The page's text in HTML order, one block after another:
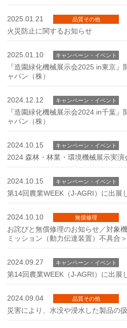
2025.01.21 品質その他
火災防止に関するお知らせ
2025.01.10 キャンペーン・イベント
『造園緑化機械展示会2025 in東京
ャパン（株）
2024.12.12 キャンペーン・イベント
『造園緑化機械展示会2024 in千葉
ャパン（株）
2024.10.15 キャンペーン・イベント
2024 森林・林業・環境機械展示実演
2024.10.15 キャンペーン・イベント
第14回農業WEEK（J-AGRI）に出展
2024.10.10 無償修理
お詫びと無償修理のお知らせ／対象
ミッション（動力伝達装置）不具合＞
2024.09.27 キャンペーン・イベント
第14回農業WEEK（J-AGRI）に出展
2024.09.04 品質その他
災害により、水没や浸水した製品の